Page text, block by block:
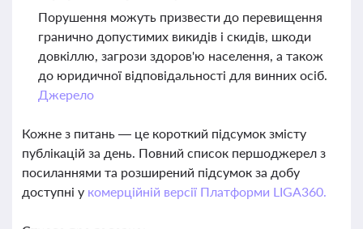
Порушення можуть призвести до перевищення
гранично допустимих викидів і скидів, шкоди
довкіллю, загрози здоров'ю населення, а також
до юридичної відповідальності для винних осіб.
Джерело
Кожне з питань — це короткий підсумок змісту
публікацій за день. Повний список першоджерел з
посиланнями та розширений підсумок за добу
доступні у комерційній версії Платформи LIGA360.